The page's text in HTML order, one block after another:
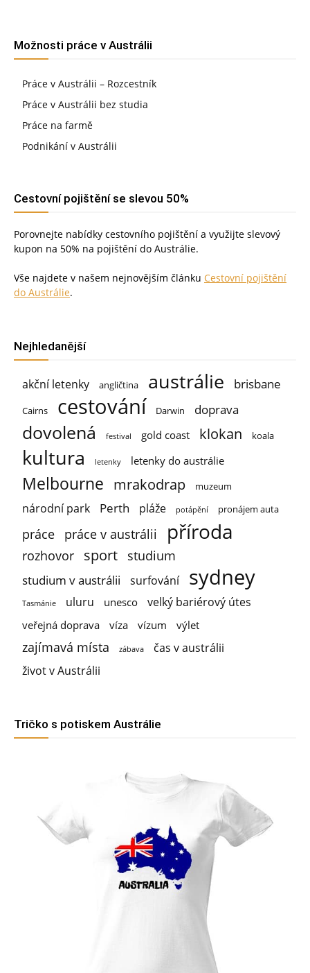
Možnosti práce v Austrálii
Práce v Austrálii – Rozcestník
Práce v Austrálii bez studia
Práce na farmě
Podnikání v Austrálii
Cestovní pojištění se slevou 50%
Porovnejte nabídky cestovního pojištění a využijte slevový
kupon na 50% na pojištění do Austrálie.
Vše najdete v našem nejnovějším článku Cestovní pojištění
do Austrálie.
Nejhledanější
akční letenky angličtina austrálie brisbane
Cairns cestování Darwin doprava
dovolená festival gold coast klokan koala
kultura letenky letenky do austrálie
Melbourne mrakodrap muzeum
národní park Perth pláže potápění pronájem auta
práce práce v austrálii příroda
rozhovor sport studium
studium v austrálii surfování sydney
Tasmánie uluru unesco velký bariérový útes
veřejná doprava víza vízum výlet
zajímavá místa zábava
čas v austrálii
život v Austrálii
Tričko s potiskem Austrálie